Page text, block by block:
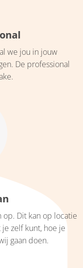
we jou in jouw
De professional
Dit kan op locatie
zelf kunt, hoe je
gaan doen.